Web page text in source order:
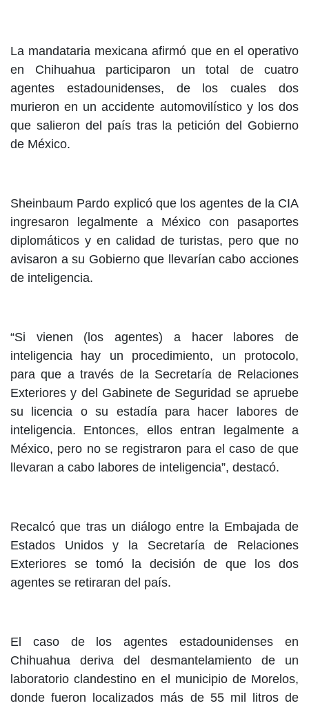
La mandataria mexicana afirmó que en el operativo
en Chihuahua participaron un total de cuatro
agentes estadounidenses, de los cuales dos
murieron en un accidente automovilístico y los dos
que salieron del país tras la petición del Gobierno
de México.
Sheinbaum Pardo explicó que los agentes de la CIA
ingresaron legalmente a México con pasaportes
diplomáticos y en calidad de turistas, pero que no
avisaron a su Gobierno que llevarían cabo acciones
de inteligencia.
“Si vienen (los agentes) a hacer labores de
inteligencia hay un procedimiento, un protocolo,
para que a través de la Secretaría de Relaciones
Exteriores y del Gabinete de Seguridad se apruebe
su licencia o su estadía para hacer labores de
inteligencia. Entonces, ellos entran legalmente a
México, pero no se registraron para el caso de que
llevaran a cabo labores de inteligencia”, destacó.
Recalcó que tras un diálogo entre la Embajada de
Estados Unidos y la Secretaría de Relaciones
Exteriores se tomó la decisión de que los dos
agentes se retiraran del país.
El caso de los agentes estadounidenses en
Chihuahua deriva del desmantelamiento de un
laboratorio clandestino en el municipio de Morelos,
donde fueron localizados más de 55 mil litros de